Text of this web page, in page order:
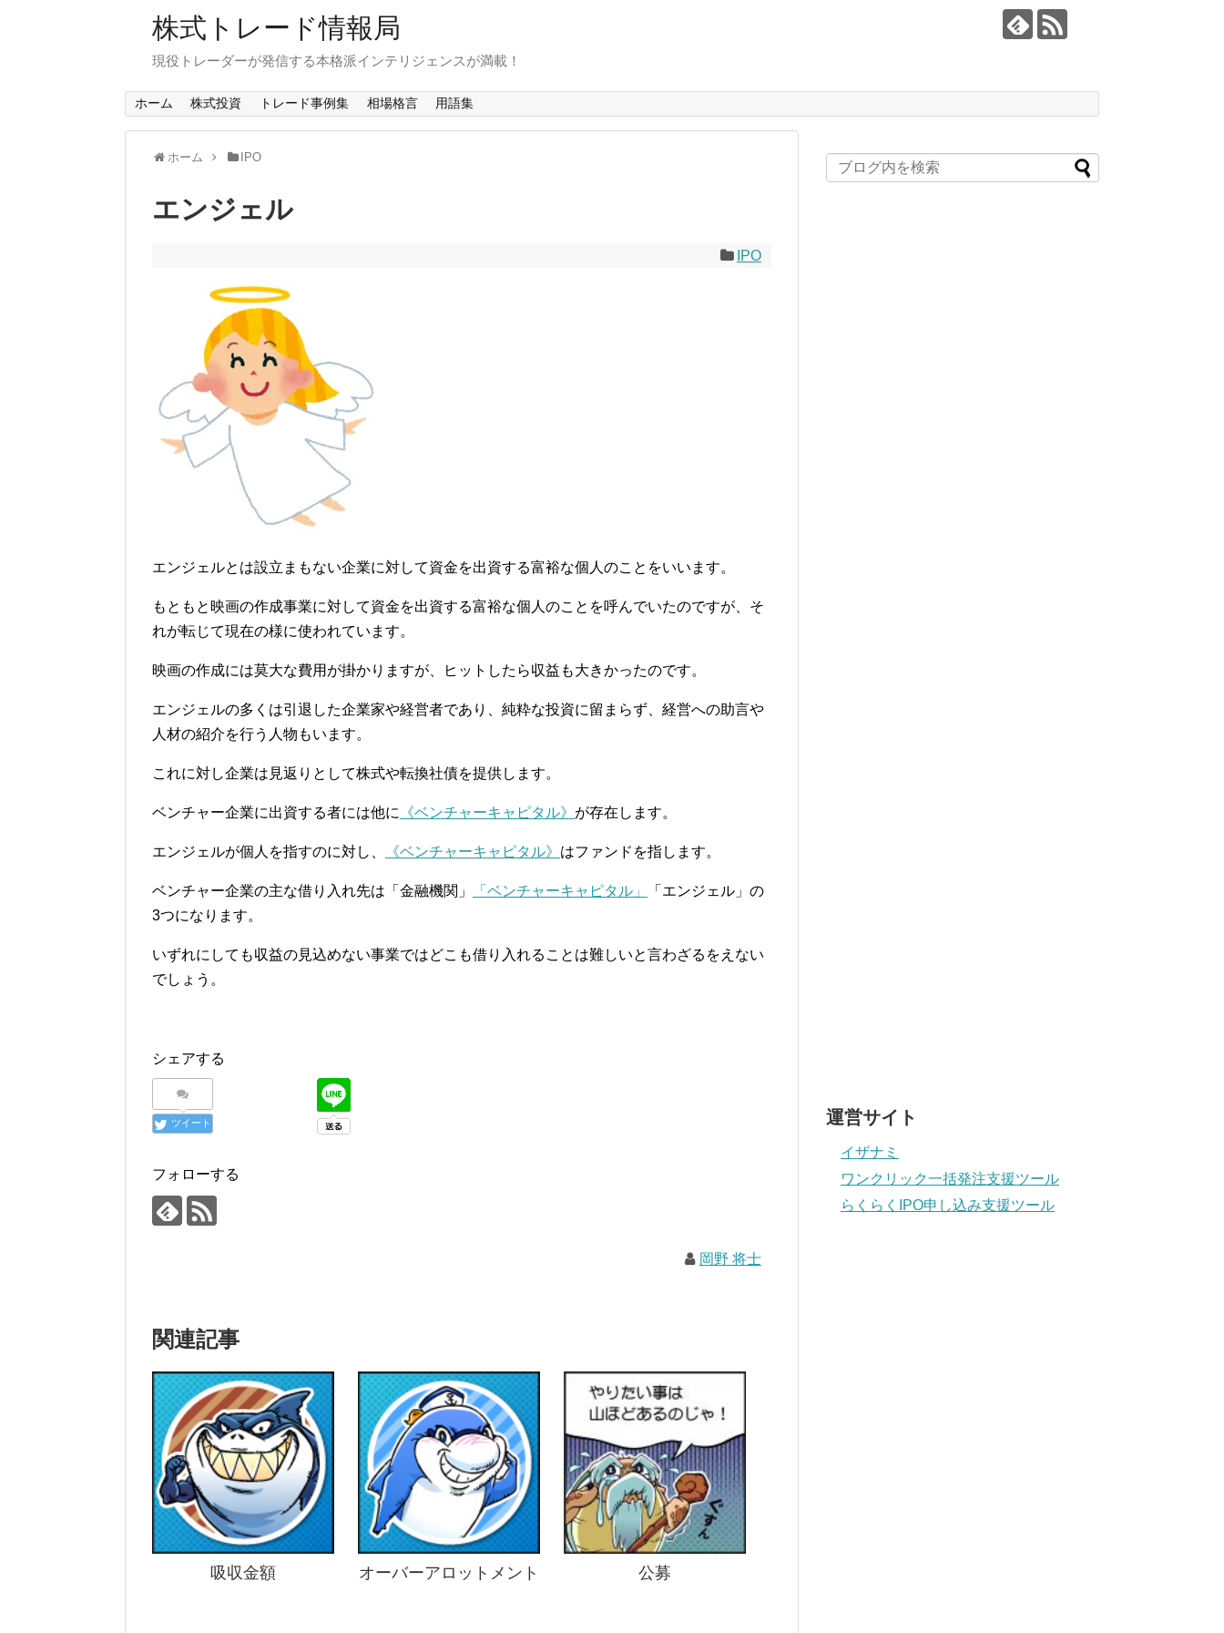
株式トレード情報局
現役トレーダーが発信する本格派インテリジェンスが満載！
ホーム 株式投資 トレード事例集 相場格言 用語集
ホーム IPO
エンジェル
IPO
エンジェルとは設立まもない企業に対して資金を出資する富裕な個人のことをいいます。
もともと映画の作成事業に対して資金を出資する富裕な個人のことを呼んでいたのですが、そ
れが転じて現在の様に使われています。
映画の作成には莫大な費用が掛かりますが、ヒットしたら収益も大きかったのです。
エンジェルの多くは引退した企業家や経営者であり、純粋な投資に留まらず、経営への助言や
人材の紹介を行う人物もいます。
これに対し企業は見返りとして株式や転換社債を提供します。
ベンチャー企業に出資する者には他に 《ベンチャーキャピタル》 が存在します。
エンジェルが個人を指すのに対し、 《ベンチャーキャピタル》 はファンドを指します。
ベンチャー企業の主な借り入れ先は「金融機関」 「ベンチャーキャピタル」
「エンジェル」の
3つになります。
いずれにしても収益の見込めない事業ではどこも借り入れることは難しいと言わざるをえない
でしょう。
シェアする
ツイート
フォローする
岡野 将士
関連記事
吸収金額 オーバーアロットメント 公募
運営サイト
イザナミ
ワンクリック一括発注支援ツール
らくらくIPO申し込み支援ツール